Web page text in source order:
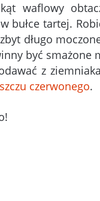
waflowy
bułce tartej.
długo
być smażone
z
czerwonego.